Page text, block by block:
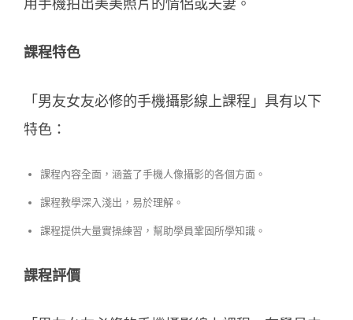
用手機拍出美美照片的情侶或夫妻。
課程特色
「男友女友必修的手機攝影線上課程」具有以下
特色：
課程內容全面，涵蓋了手機人像攝影的各個方面。
課程教學深入淺出，易於理解。
課程提供大量實操練習，幫助學員鞏固所學知識。
課程評價